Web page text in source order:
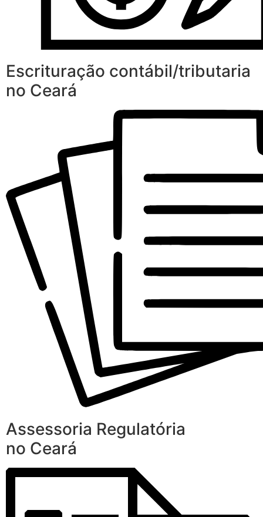
Escrituração contábil/tributaria
no Ceará
Assessoria Regulatória
no Ceará